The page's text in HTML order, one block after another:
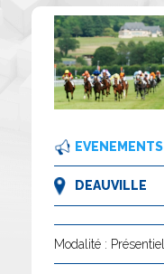
EVENEMENTS
DEAUVILLE
Modalité : Présentiel